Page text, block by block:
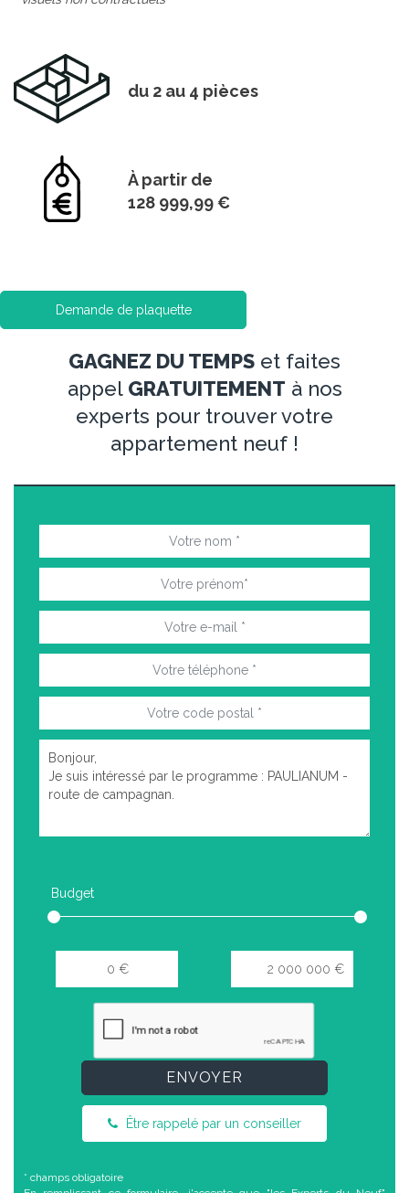
du 2 au 4 pièces
À partir de
128 999,99 €
Demande de plaquette
GAGNEZ DU TEMPS et faites
appel GRATUITEMENT à nos
experts pour trouver votre
appartement neuf !
Budget
ENVOYER
Être rappelé par un conseiller
* champs obligatoire